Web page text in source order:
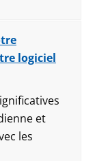
logiciel
et
les